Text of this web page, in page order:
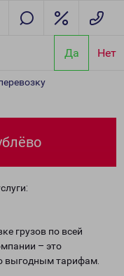
Да Нет
грузов по всей
– это
выгодным тарифам.